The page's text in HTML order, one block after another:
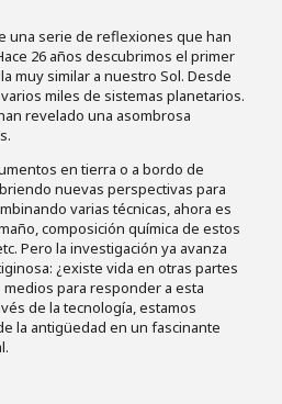
una serie de reflexiones que han
26 años descubrimos el primer
muy similar a nuestro Sol. Desde
miles de sistemas planetarios.
revelado una asombrosa
en tierra o a bordo de
nuevas perspectivas para
varias técnicas, ahora es
composición química de estos
Pero la investigación ya avanza
¿existe vida en otras partes
para responder a esta
de la tecnología, estamos
la antigüedad en un fascinante